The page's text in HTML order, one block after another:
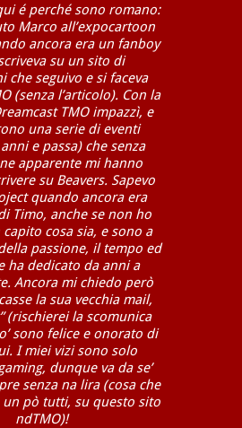
é perché sono romano:
Marco all’expocartoon
ancora era un fanboy
su un sito di
che seguivo e si faceva
(senza l’articolo). Con la
TMO impazzì, e
una serie di eventi
e passa) che senza
apparente mi hanno
su Beavers. Sapevo
quando ancora era
Timo, anche se non ho
cosa sia, e sono a
passione, il tempo ed
ha dedicato da anni a
Ancora mi chiedo però
la sua vecchia mail,
(rischierei la scomunica
sono felice e onorato di
I miei vizi sono solo
dunque va da se’
senza na lira (cosa che
un pò tutti, su questo sito
ndTMO)!